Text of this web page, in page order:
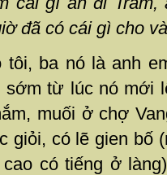
đã có cái gì cho
tôi, ba nó là anh
sớm từ lúc nó mới
muối ở chợ
giỏi, có lẽ gien bố
có tiếng ở